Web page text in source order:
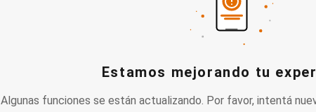
Estamos mejorando tu
Algunas funciones se están actualizando. Por favor, intentá